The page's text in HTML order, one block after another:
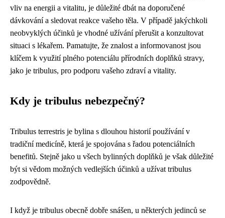
vliv na energii a vitalitu, je důležité dbát na doporučené
dávkování a sledovat reakce vašeho těla. V případě jakýchkoli
neobvyklých účinků je vhodné užívání přerušit a konzultovat
situaci s lékařem. Pamatujte, že znalost a informovanost jsou
klíčem k využití plného potenciálu přírodních doplňků stravy,
jako je tribulus, pro podporu vašeho zdraví a vitality.
Kdy je tribulus nebezpečný?
Tribulus terrestris je bylina s dlouhou historií používání v
tradiční medicíně, která je spojována s řadou potenciálních
benefitů. Stejně jako u všech bylinných doplňků je však důležité
být si vědom možných vedlejších účinků a užívat tribulus
zodpovědně.
I když je tribulus obecně dobře snášen, u některých jedinců se